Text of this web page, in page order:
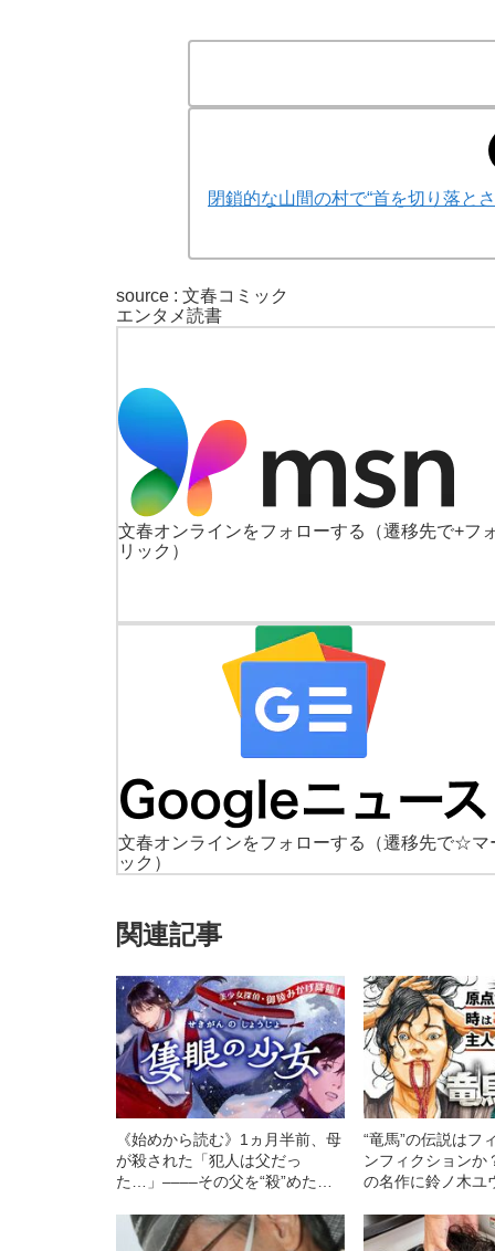
閉鎖的な山間の村で“首を切り落と
source : 文春コミック
エンタメ読書
文春オンラインをフォローする
（遷移先で+フ
リック）
文春オンラインをフォローする
（遷移先で☆マ
ック）
関連記事
《始めから読む》1ヵ月半前、母
が殺された「犯人は父だっ
た…」––––その父を“殺”めた僕
“竜馬”の伝説はフ
ンフィクションか
の名作に鈴ノ木ユ